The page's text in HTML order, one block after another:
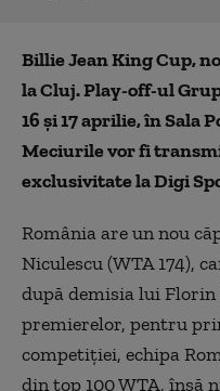
Billie Jean King Cup,
la Cluj. Play-off-ul
16 și 17 aprilie, în Sala
Meciurile vor fi
exclusivitate la Digi
România are un nou
Niculescu (WTA 174),
după demisia lui Florin
premierelor, pentru
competiției, echipa
din top 100 WTA, însă